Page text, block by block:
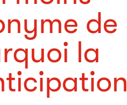
de
la